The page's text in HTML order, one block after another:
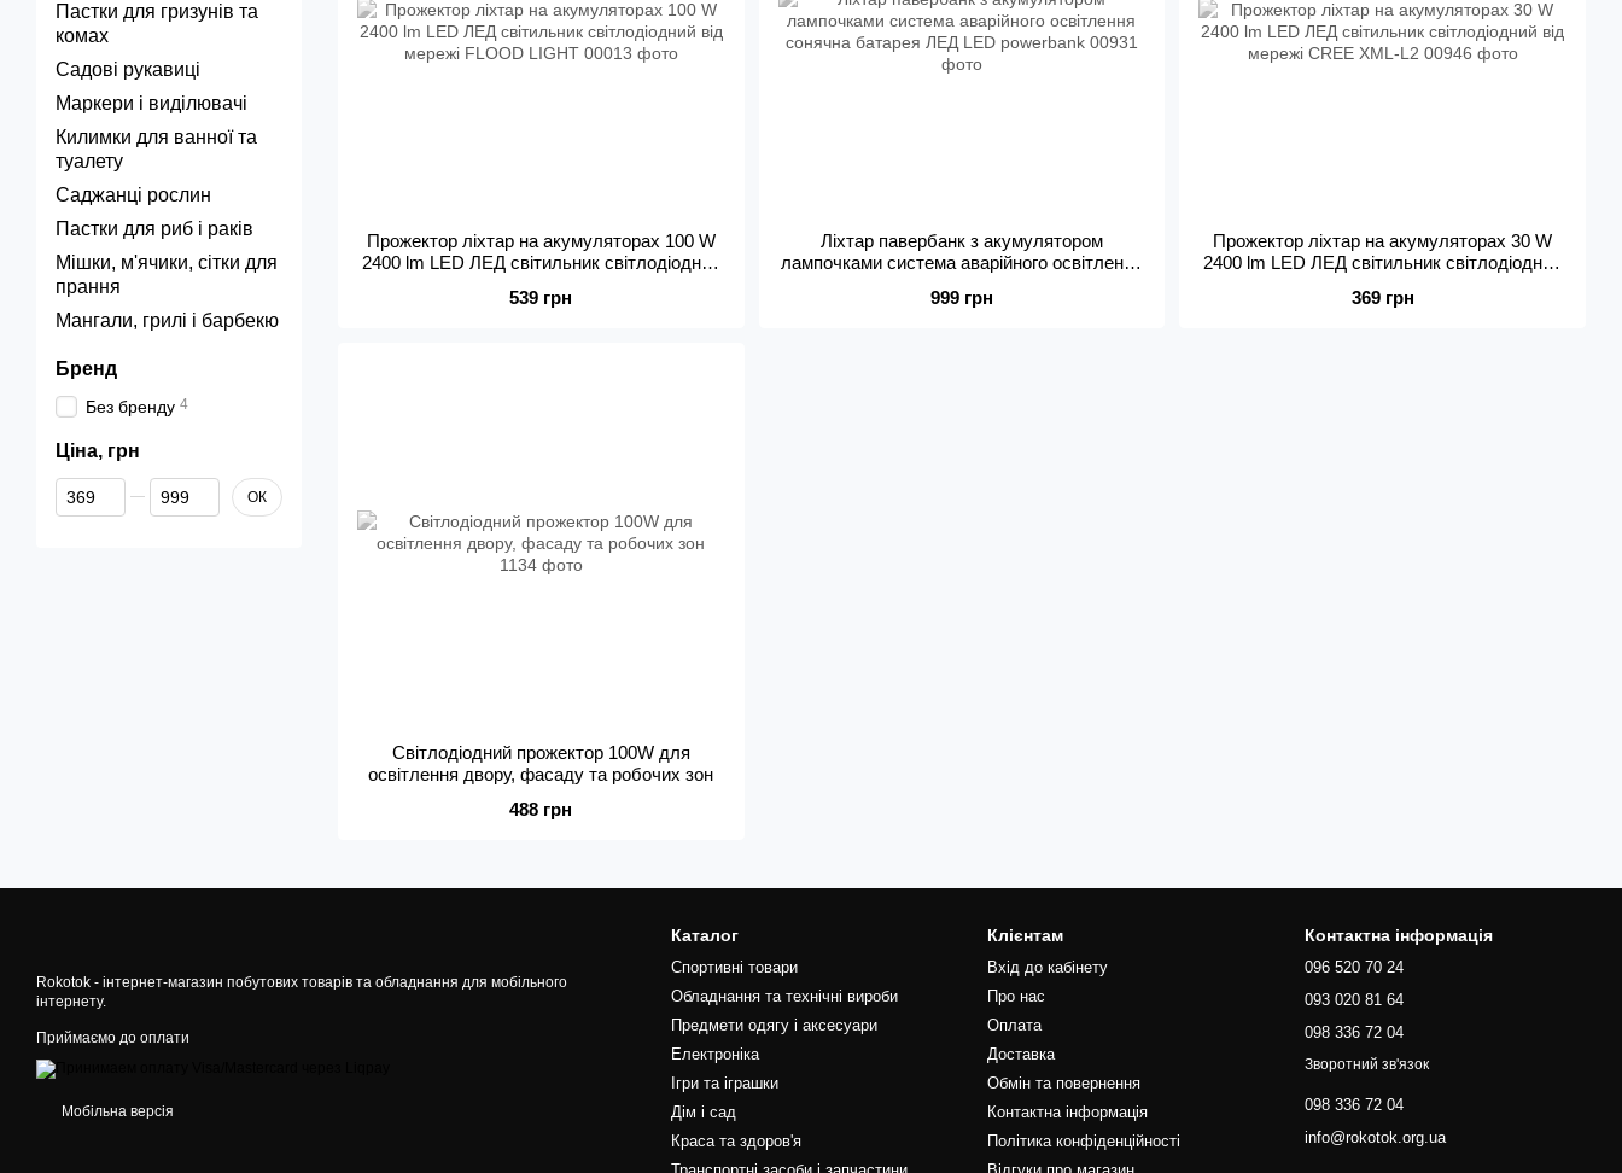
Прожектор ліхтар на акумуляторах 100 W
2400 lm LED ЛЕД світильник світлодіодний
539 грн
Ліхтар павербанк з акумулятором
лампочками система аварійного освітлення
999 грн
Прожектор ліхтар на акумуляторах 30 W
2400 lm LED ЛЕД світильник світлодіодний
369 грн
Світлодіодний прожектор 100W для
освітлення двору, фасаду та робочих зон
488 грн
Пастки для гризунів та
комах
Садові рукавиці
Маркери і виділювачі
Килимки для ванної та
туалету
Саджанці рослин
Пастки для риб і раків
Мішки, м'ячики, сітки для
прання
Мангали, грилі і барбекю
Бренд
Без бренду 4
Ціна, грн
Від Ціна, грн
До Ціна, грн ОК
Rokotok - інтернет-магазин побутових товарів та обладнання для мобільного
інтернету.
Приймаємо до оплати
Мобільна версія
Каталог
Спортивні товари
Обладнання та технічні вироби
Предмети одягу і аксесуари
Електроніка
Ігри та іграшки
Дім і сад
Краса та здоров'я
Клієнтам
Вхід до кабінету
Про нас
Оплата
Доставка
Обмін та повернення
Контактна інформація
Політика конфіденційності
Контактна інформація
096 520 70 24
093 020 81 64
098 336 72 04
Зворотний зв'язок
098 336 72 04
info@rokotok.org.ua